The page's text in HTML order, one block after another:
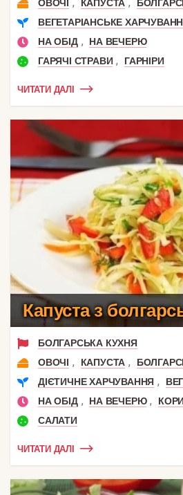
ОВОЧІ
КАПУСТА
ВЕГЕТАРІАНСЬКЕ
НА ОБІД ,
НА ВЕЧЕРЮ
ГАРЯЧІ СТРАВИ , ГАРНІРИ
ЧИТАТИ ДАЛІ
Капуста з
БОЛГАРСЬКА КУХНЯ
ОВОЧІ , КАПУСТА ,
ДІЄТИЧНЕ ХАРЧУВАННЯ ,
НА ОБІД , НА ВЕЧЕРЮ ,
САЛАТИ
ЧИТАТИ ДАЛІ